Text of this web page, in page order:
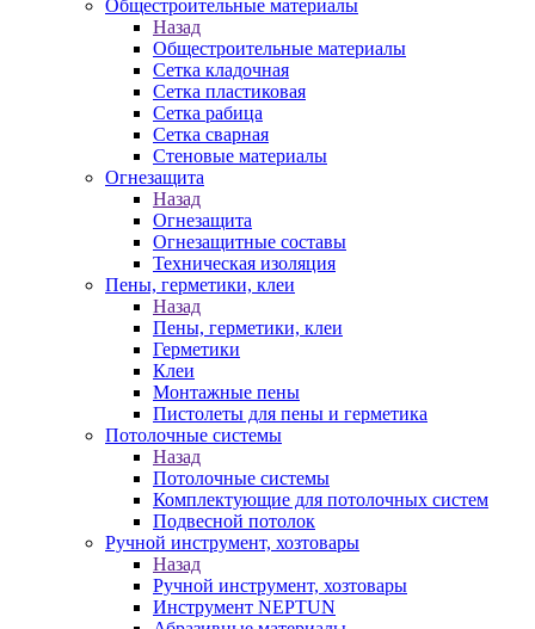
Общестроительные материалы
Назад
Общестроительные материалы
Сетка кладочная
Сетка пластиковая
Сетка рабица
Сетка сварная
Стеновые материалы
Огнезащита
Назад
Огнезащита
Огнезащитные составы
Техническая изоляция
Пены, герметики, клеи
Назад
Пены, герметики, клеи
Герметики
Клеи
Монтажные пены
Пистолеты для пены и герметика
Потолочные системы
Назад
Потолочные системы
Комплектующие для потолочных систем
Подвесной потолок
Ручной инструмент, хозтовары
Назад
Ручной инструмент, хозтовары
Инструмент NEPTUN